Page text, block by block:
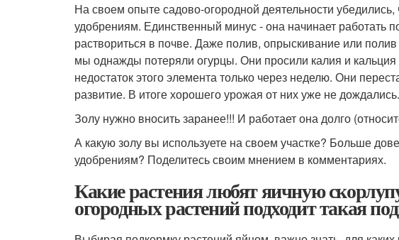
На своем опыте садово-огородной деятельности
удобрениям. Единственный минус - она начинает работать
раствориться в почве. Даже полив, опрыскивание или
мы однажды потеряли огурцы. Они просили калия и
недостаток этого элемента только через неделю. Они
развитие. В итоге хорошего урожая от них уже не дождались.
Золу нужно вносить заранее!!! И работает она долго
А какую золу вы используете на своем участке? Больше
удобрениям? Поделитесь своим мнением в комментариях.
Какие растения любят яичную
огородных растений подходит такая